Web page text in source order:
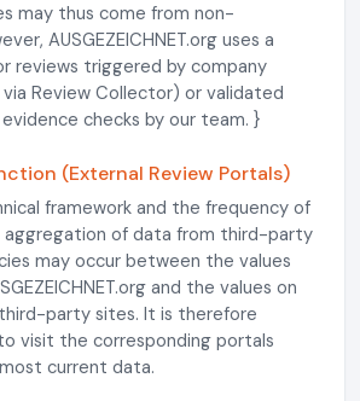
may thus come from non-
AUSGEZEICHNET.org uses a
reviews triggered by company
Review Collector) or validated
checks by our team. }
(External Review Portals)
framework and the frequency of
of data from third-party
may occur between the values
and the values on
party sites. It is therefore
visit the corresponding portals
current data.